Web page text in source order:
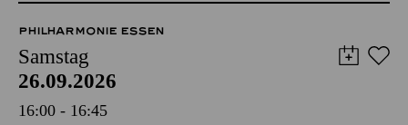
PHILHARMONIE ESSEN
Samstag
26.09.2026
16:00 - 16:45